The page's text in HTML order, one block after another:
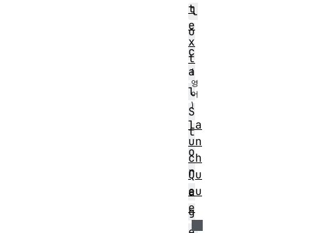
l
o
c
a
l
S
t
o
r
a
g
t
e
x
t
la
un
ch
Qu
eu
e